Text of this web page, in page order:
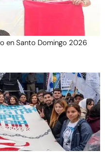
en Santo Domingo 2026